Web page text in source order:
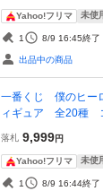
Yahoo!フリマ 未使
1 8/9 16:45終了
出品中の商品
一番くじ 僕のヒー
ィギュア 全20種
落札 9,999円
Yahoo!フリマ 未使
1 8/9 16:44終了